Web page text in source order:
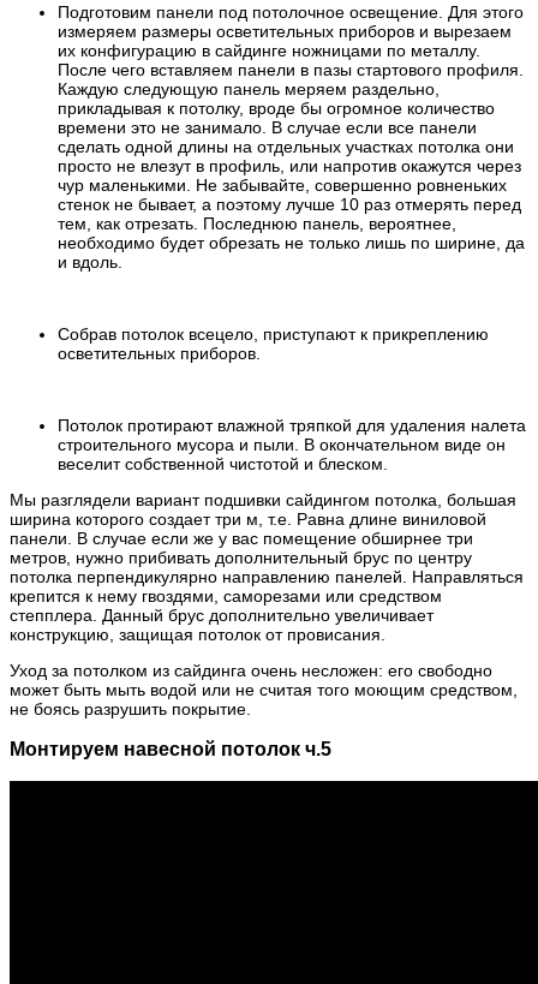
Подготовим панели под потолочное освещение. Для этого
измеряем размеры осветительных приборов и вырезаем
их конфигурацию в сайдинге ножницами по металлу.
После чего вставляем панели в пазы стартового профиля.
Каждую следующую панель меряем раздельно,
прикладывая к потолку, вроде бы огромное количество
времени это не занимало. В случае если все панели
сделать одной длины на отдельных участках потолка они
просто не влезут в профиль, или напротив окажутся через
чур маленькими. Не забывайте, совершенно ровненьких
стенок не бывает, а поэтому лучше 10 раз отмерять перед
тем, как отрезать. Последнюю панель, вероятнее,
необходимо будет обрезать не только лишь по ширине, да
и вдоль.
Собрав потолок всецело, приступают к прикреплению
осветительных приборов.
Потолок протирают влажной тряпкой для удаления налета
строительного мусора и пыли. В окончательном виде он
веселит собственной чистотой и блеском.
Мы разглядели вариант подшивки сайдингом потолка, большая
ширина которого создает три м, т.е. Равна длине виниловой
панели. В случае если же у вас помещение обширнее три
метров, нужно прибивать дополнительный брус по центру
потолка перпендикулярно направлению панелей. Направляться
крепится к нему гвоздями, саморезами или средством
степплера. Данный брус дополнительно увеличивает
конструкцию, защищая потолок от провисания.
Уход за потолком из сайдинга очень несложен: его свободно
может быть мыть водой или не считая того моющим средством,
не боясь разрушить покрытие.
Монтируем навесной потолок ч.5